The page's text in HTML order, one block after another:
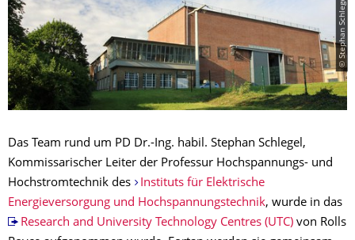
© Stephan Schlegel
Das Team rund um PD Dr.-Ing. habil. Stephan Schlegel,
Kommissarischer Leiter der Professur Hochspannungs- und
Hochstromtechnik des
Instituts für Elektrische
Energieversorgung und Hochspannungstechnik, wurde in das
Research and University Technology Centres (UTC)von Rolls